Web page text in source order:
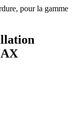
pour la gamme